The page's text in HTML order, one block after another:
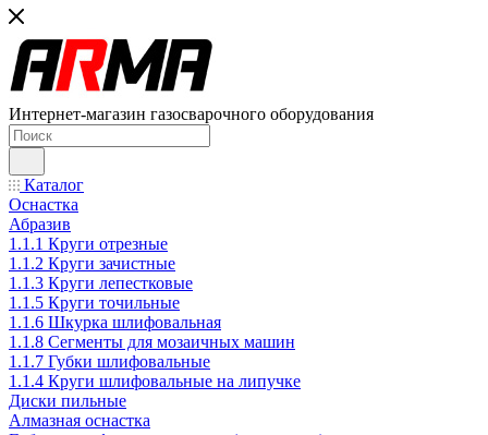
Интернет-магазин газосварочного оборудования
Каталог
Оснастка
Абразив
1.1.1 Круги отрезные
1.1.2 Круги зачистные
1.1.3 Круги лепестковые
1.1.5 Круги точильные
1.1.6 Шкурка шлифовальная
1.1.8 Сегменты для мозаичных машин
1.1.7 Губки шлифовальные
1.1.4 Круги шлифовальные на липучке
Диски пильные
Алмазная оснастка